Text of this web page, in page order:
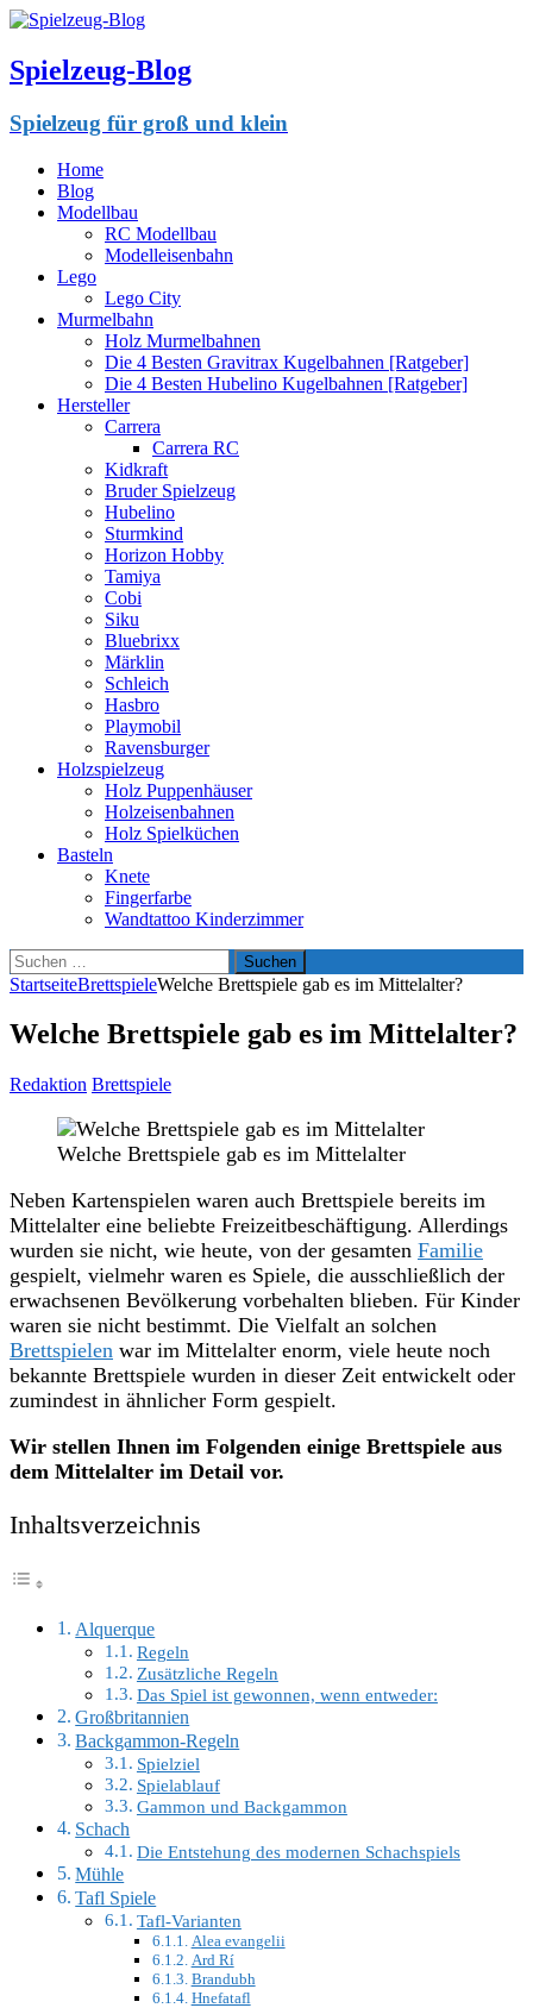
Spielzeug-Blog
Spielzeug für groß und klein
Home
Blog
Modellbau
RC Modellbau
Modelleisenbahn
Lego
Lego City
Murmelbahn
Holz Murmelbahnen
Die 4 Besten Gravitrax Kugelbahnen [Ratgeber]
Die 4 Besten Hubelino Kugelbahnen [Ratgeber]
Hersteller
Carrera
Carrera RC
Kidkraft
Bruder Spielzeug
Hubelino
Sturmkind
Horizon Hobby
Tamiya
Cobi
Siku
Bluebrixx
Märklin
Schleich
Hasbro
Playmobil
Ravensburger
Holzspielzeug
Holz Puppenhäuser
Holzeisenbahnen
Holz Spielküchen
Basteln
Knete
Fingerfarbe
Wandtattoo Kinderzimmer
Suchen
nach:
StartseiteBrettspieleWelche Brettspiele gab es im Mittelalter?
Welche Brettspiele gab es im Mittelalter?
Redaktion Brettspiele
Welche Brettspiele gab es im Mittelalter
Neben Kartenspielen waren auch Brettspiele bereits im
Mittelalter eine beliebte Freizeitbeschäftigung. Allerdings
wurden sie nicht, wie heute, von der gesamten Familie
gespielt, vielmehr waren es Spiele, die ausschließlich der
erwachsenen Bevölkerung vorbehalten blieben. Für Kinder
waren sie nicht bestimmt. Die Vielfalt an solchen
Brettspielen war im Mittelalter enorm, viele heute noch
bekannte Brettspiele wurden in dieser Zeit entwickelt oder
zumindest in ähnlicher Form gespielt.
Wir stellen Ihnen im Folgenden einige Brettspiele aus
dem Mittelalter im Detail vor.
Inhaltsverzeichnis
Alquerque
Regeln
Zusätzliche Regeln
Das Spiel ist gewonnen, wenn entweder:
Großbritannien
Backgammon-Regeln
Spielziel
Spielablauf
Gammon und Backgammon
Schach
Die Entstehung des modernen Schachspiels
Mühle
Tafl Spiele
Tafl-Varianten
Alea evangelii
Ard Rí
Brandubh
Hnefatafl